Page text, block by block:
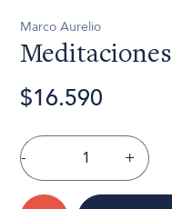
Marco Aurelio
Meditaciones
$16.590
- +